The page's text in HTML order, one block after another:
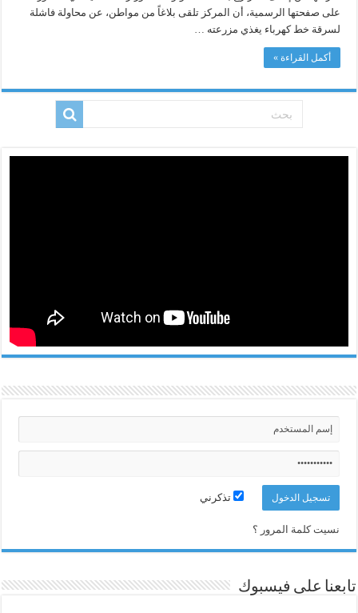
على صفحتها الرسمية، أن المركز تلقى بلاغاً من مواطن، عن محاولة فاشلة
لسرقة خط كهرباء يغذي مزرعته …
أكمل القراءة »
تذكرني
نسيت كلمة المرور ؟
تابعنا على فيسبوك